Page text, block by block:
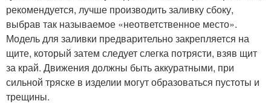
рекомендуется, лучше производить заливку сбоку,
выбрав так называемое «неответственное место».
Модель для заливки предварительно закрепляется на
щите, который затем следует слегка потрясти, взяв щит
за край. Движения должны быть аккуратными, при
сильной тряске в изделии могут образоваться пустоты и
трещины.